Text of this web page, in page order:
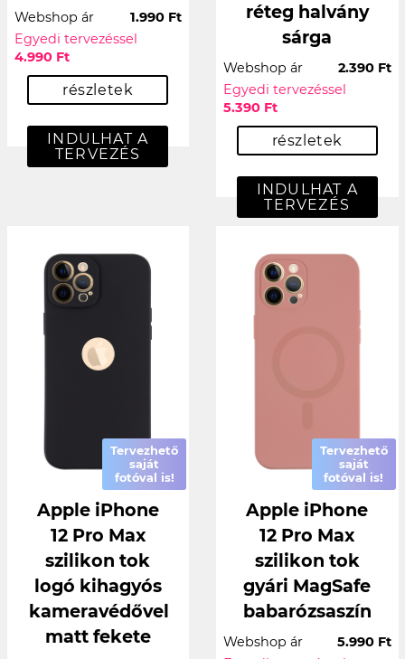
Webshop ár
1.990 Ft
Egyedi tervezéssel
4.990 Ft
részletek
INDULHAT A
TERVEZÉS
réteg halvány
sárga
Webshop ár
2.390 Ft
Egyedi tervezéssel
5.390 Ft
részletek
INDULHAT A
TERVEZÉS
Tervezhető
saját
fotóval is!
Apple iPhone
12 Pro Max
szilikon tok
logó kihagyós
kameravédővel
matt fekete
Tervezhető
saját
fotóval is!
Apple iPhone
12 Pro Max
szilikon tok
gyári MagSafe
babarózsaszín
Webshop ár
5.990 Ft